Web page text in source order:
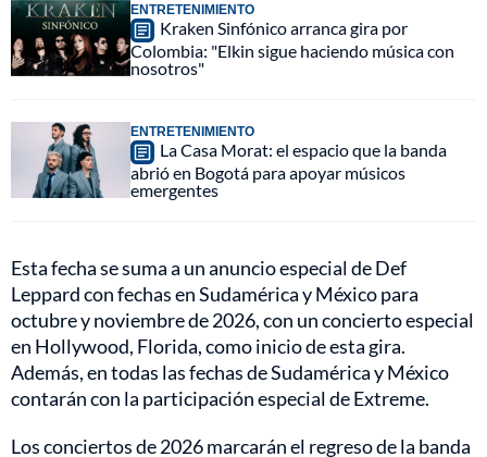
ENTRETENIMIENTO
Kraken Sinfónico arranca gira por
Colombia: "Elkin sigue haciendo música con
nosotros"
ENTRETENIMIENTO
La Casa Morat: el espacio que la banda
abrió en Bogotá para apoyar músicos
emergentes
Esta fecha se suma a un anuncio especial de Def
Leppard con fechas en Sudamérica y México para
octubre y noviembre de 2026, con un concierto especial
en Hollywood, Florida, como inicio de esta gira.
Además, en todas las fechas de Sudamérica y México
contarán con la participación especial de Extreme.
Los conciertos de 2026 marcarán el regreso de la banda